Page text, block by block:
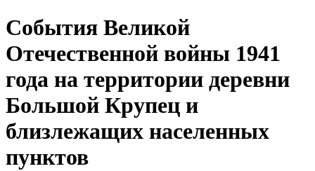
События Великой
Отечественной войны 1941
года на территории деревни
Большой Крупец и
близлежащих населенных
пунктов